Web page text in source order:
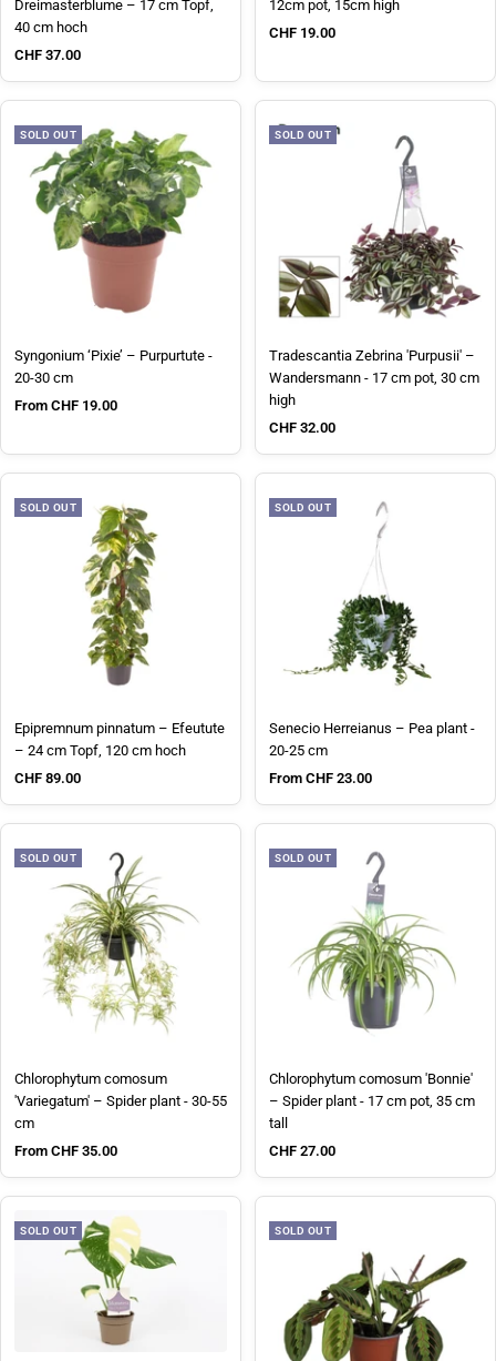
Dreimasterblume – 17 cm Topf,
40 cm hoch
Sale price
CHF 37.00
12cm pot, 15cm high
Sale price
CHF 19.00
SOLD OUT
Syngonium ‘Pixie’ – Purpurtute -
20-30 cm
Sale price
From CHF 19.00
SOLD OUT
Tradescantia Zebrina 'Purpusii' –
Wandersmann - 17 cm pot, 30 cm
high
Sale price
CHF 32.00
SOLD OUT
Epipremnum pinnatum – Efeutute
– 24 cm Topf, 120 cm hoch
Sale price
CHF 89.00
SOLD OUT
Senecio Herreianus – Pea plant -
20-25 cm
Sale price
From CHF 23.00
SOLD OUT
Chlorophytum comosum
'Variegatum' – Spider plant - 30-55
cm
Sale price
From CHF 35.00
SOLD OUT
Chlorophytum comosum 'Bonnie'
– Spider plant - 17 cm pot, 35 cm
tall
Sale price
CHF 27.00
SOLD OUT SOLD OUT